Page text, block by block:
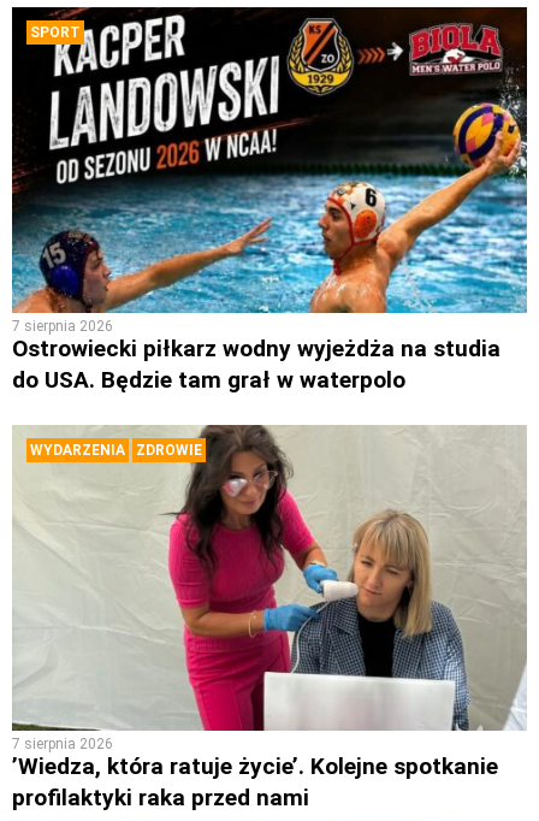
SPORT
7 sierpnia 2026
Ostrowiecki piłkarz wodny wyjeżdża na studia
do USA. Będzie tam grał w waterpolo
WYDARZENIA ZDROWIE
7 sierpnia 2026
’Wiedza, która ratuje życie’. Kolejne spotkanie
profilaktyki raka przed nami